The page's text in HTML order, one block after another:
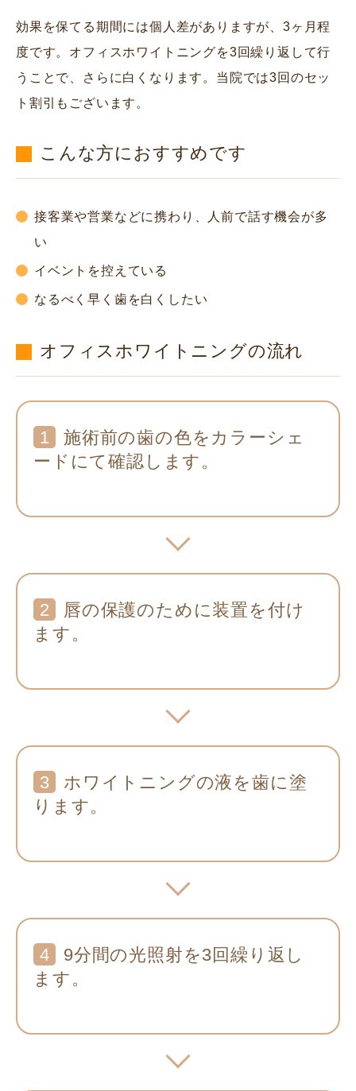
効果を保てる期間には個人差がありますが、3ヶ月程
度です。オフィスホワイトニングを3回繰り返して行
うことで、さらに白くなります。当院では3回のセッ
ト割引もございます。
こんな方におすすめです
接客業や営業などに携わり、人前で話す機会が多
い
イベントを控えている
なるべく早く歯を白くしたい
オフィスホワイトニングの流れ
1
施術前の歯の色をカラーシェ
ードにて確認します。
2
唇の保護のために装置を付け
ます。
3
ホワイトニングの液を歯に塗
ります。
4
9分間の光照射を3回繰り返し
ます。